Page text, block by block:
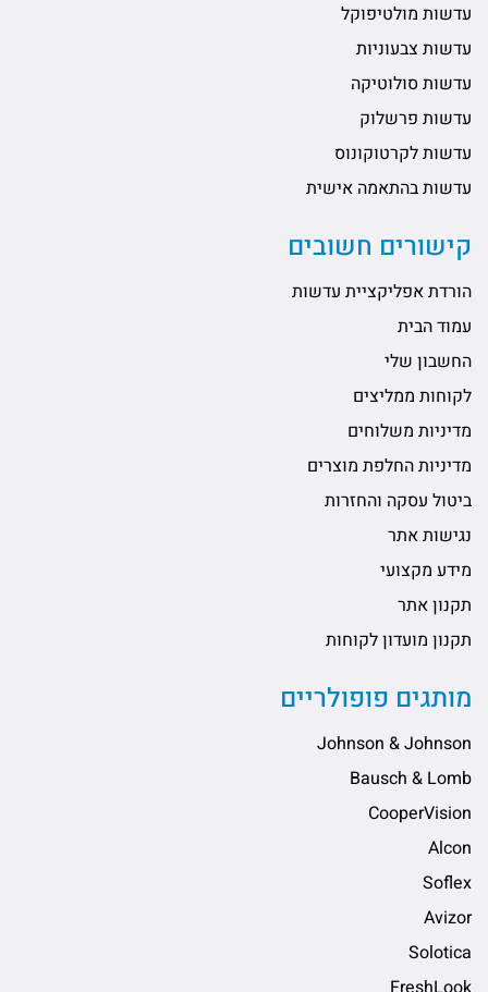
עדשות מולטיפוקל
עדשות צבעוניות
עדשות סולוטיקה
עדשות פרשלוק
עדשות לקרטוקונוס
עדשות בהתאמה אישית
קישורים חשובים
הורדת אפליקציית עדשות
עמוד הבית
החשבון שלי
לקוחות ממליצים
מדיניות משלוחים
מדיניות החלפת מוצרים
ביטול עסקה והחזרות
נגישות אתר
מידע מקצועי
תקנון אתר
תקנון מועדון לקוחות
מותגים פופולריים
Johnson & Johnson
Bausch & Lomb
CooperVision
Alcon
Soflex
Avizor
Solotica